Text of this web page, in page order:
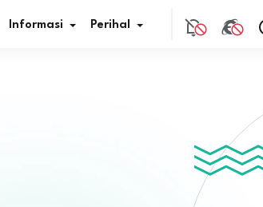
Informasi Perihal